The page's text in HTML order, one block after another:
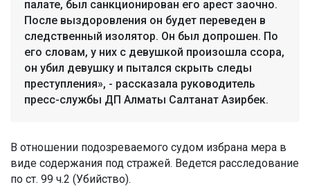
палате, был санкционирован его арест заочно.
После выздоровления он будет переведен в
следственный изолятор. Он был допрошен. По
его словам, у них с девушкой произошла ссора,
он убил девушку и пытался скрыть следы
преступления», - рассказала руководитель
пресс-службы ДП Алматы Салтанат Азирбек.
В отношении подозреваемого судом избрана мера в
виде содержания под стражей. Ведется расследование
по ст. 99 ч.2 (Убийство).